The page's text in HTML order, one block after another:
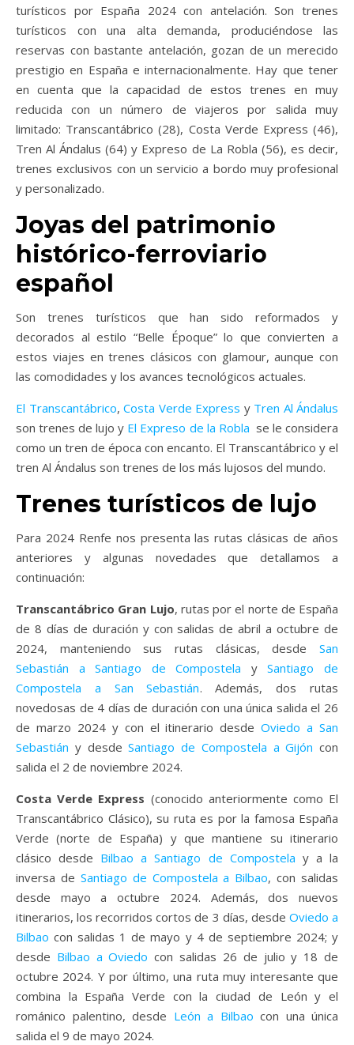
turísticos por España 2024 con antelación. Son trenes
turísticos con una alta demanda, produciéndose las
reservas con bastante antelación, gozan de un merecido
prestigio en España e internacionalmente. Hay que tener
en cuenta que la capacidad de estos trenes en muy
reducida con un número de viajeros por salida muy
limitado: Transcantábrico (28), Costa Verde Express (46),
Tren Al Ándalus (64) y Expreso de La Robla (56), es decir,
trenes exclusivos con un servicio a bordo muy profesional
y personalizado.
Joyas del patrimonio
histórico-ferroviario
español
Son trenes turísticos que han sido reformados y
decorados al estilo “Belle Époque” lo que convierten a
estos viajes en trenes clásicos con glamour, aunque con
las comodidades y los avances tecnológicos actuales.
El Transcantábrico, Costa Verde Express y Tren Al Ándalus
son trenes de lujo y El Expreso de la Robla se le considera
como un tren de época con encanto. El Transcantábrico y el
tren Al Ándalus son trenes de los más lujosos del mundo.
Trenes turísticos de lujo
Para 2024 Renfe nos presenta las rutas clásicas de años
anteriores y algunas novedades que detallamos a
continuación:
Transcantábrico Gran Lujo, rutas por el norte de España
de 8 días de duración y con salidas de abril a octubre de
2024, manteniendo sus rutas clásicas, desde San
Sebastián a Santiago de Compostela ySantiago de
Compostela a San Sebastián. Además, dos rutas
novedosas de 4 días de duración con una única salida el 26
de marzo 2024 y con el itinerario desdeOviedo a San
Sebastián y desdeSantiago de Compostela a Gijón con
salida el 2 de noviembre 2024.
Costa Verde Express (conocido anteriormente como El
Transcantábrico Clásico), su ruta es por la famosa España
Verde (norte de España) y que mantiene su itinerario
clásico desde Bilbao a Santiago de Compostela y a la
inversa de Santiago de Compostela a Bilbao, con salidas
desde mayo a octubre 2024. Además, dos nuevos
itinerarios, los recorridos cortos de 3 días, desde Oviedo a
Bilbao con salidas 1 de mayo y 4 de septiembre 2024; y
desde Bilbao a Oviedo con salidas 26 de julio y 18 de
octubre 2024. Y por último, una ruta muy interesante que
combina la España Verde con la ciudad de León y el
románico palentino, desde León a Bilbao con una única
salida el 9 de mayo 2024.